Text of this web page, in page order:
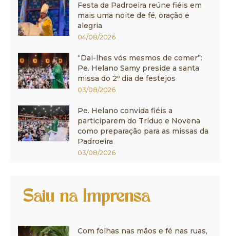
Festa da Padroeira reúne fiéis em
mais uma noite de fé, oração e
alegria
04/08/2026
“Dai-lhes vós mesmos de comer”:
Pe. Helano Samy preside a santa
missa do 2º dia de festejos
03/08/2026
Pe. Helano convida fiéis a
participarem do Tríduo e Novena
como preparação para as missas da
Padroeira
03/08/2026
Saiu na Imprensa
Com folhas nas mãos e fé nas ruas,